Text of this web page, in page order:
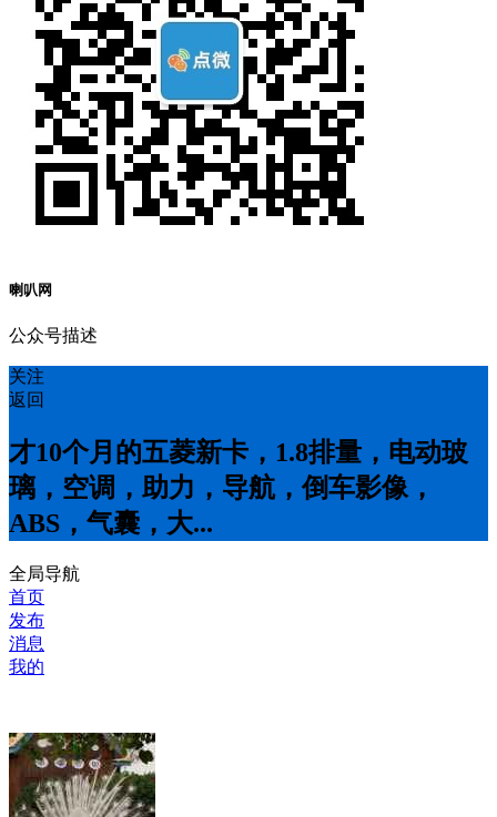
喇叭网
公众号描述
关注
返回
才10个月的五菱新卡，1.8排量，电动玻
璃，空调，助力，导航，倒车影像，
ABS，气囊，大...
全局导航
首页
发布
消息
我的